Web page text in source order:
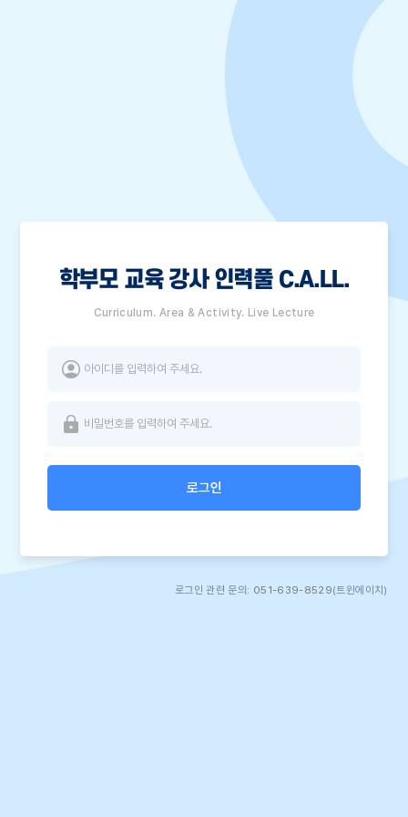
학부모 교육 강사 인력풀 C.A.LL.
Curriculum. Area & Activity. Live Lecture
로그인
로그인 관련 문의: 051-639-8529(트윈에이치)